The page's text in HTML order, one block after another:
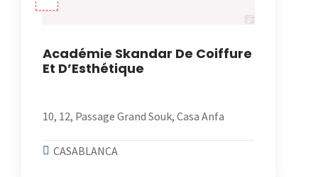
Académie Skandar De Coiffure
Et D’Esthétique
10, 12, Passage Grand Souk, Casa Anfa
CASABLANCA